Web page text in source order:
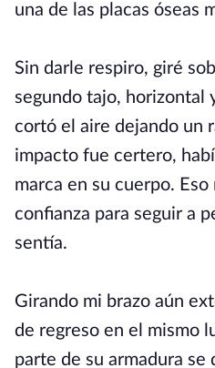
una de las placas óseas
Sin darle respiro, giré
segundo tajo, horizontal
cortó el aire dejando un
impacto fue certero,
marca en su cuerpo.
confianza para seguir a
sentía.
Girando mi brazo aún
de regreso en el mismo
parte de su armadura se